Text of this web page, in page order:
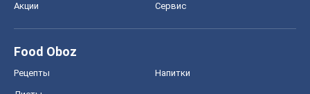
Акции Сервис
Food Oboz
Рецепты Напитки